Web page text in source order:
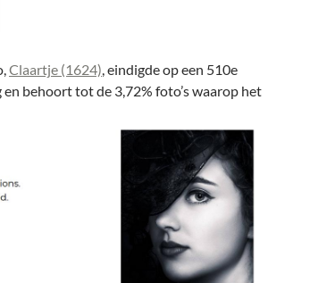
Claartje (1624), eindigde op een 510e
behoort tot de 3,72% foto’s waarop het